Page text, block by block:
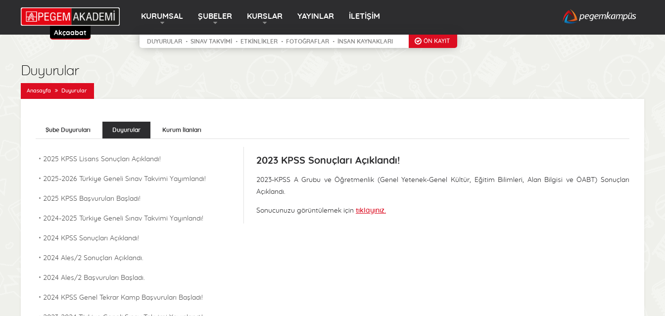
Akçaabat
KURUMSAL ŞUBELER KURSLAR YAYINLAR İLETİŞİM
DUYURULAR SINAV TAKVİMİ ETKİNLİKLER FOTOĞRAFLAR İNSAN KAYNAKLARI ÖN KAYIT
Duyurular
Anasayfa Duyurular
Şube Duyuruları Duyurular Kurum İlanları
2025 KPSS Lisans Sonuçları Açıklandı!
2025-2026 Türkiye Geneli Sınav Takvimi Yayımlandı!
2025 KPSS Başvuruları Başladı!
2024-2025 Türkiye Geneli Sınav Takvimi Yayınlandı!
2024 KPSS Sonuçları Açıklandı!
2024 Ales/2 Sonuçları Açıklandı.
2024 Ales/2 Başvuruları Başladı.
2024 KPSS Genel Tekrar Kamp Başvuruları Başladı!
2023 KPSS Sonuçları Açıklandı!
2023-KPSS A Grubu ve Öğretmenlik (Genel Yetenek-Genel Kültür, Eğitim Bilimleri, Alan Bilgisi ve ÖABT) Sonuçları
Açıklandı.
Sonucunuzu görüntülemek için tıklayınız.